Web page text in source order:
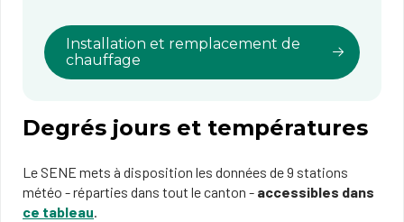
Installation et remplacement de
chauffage
Degrés jours et températures
Le SENE mets à disposition les données de 9 stations
météo - réparties dans tout le canton - accessibles dans
ce tableau.